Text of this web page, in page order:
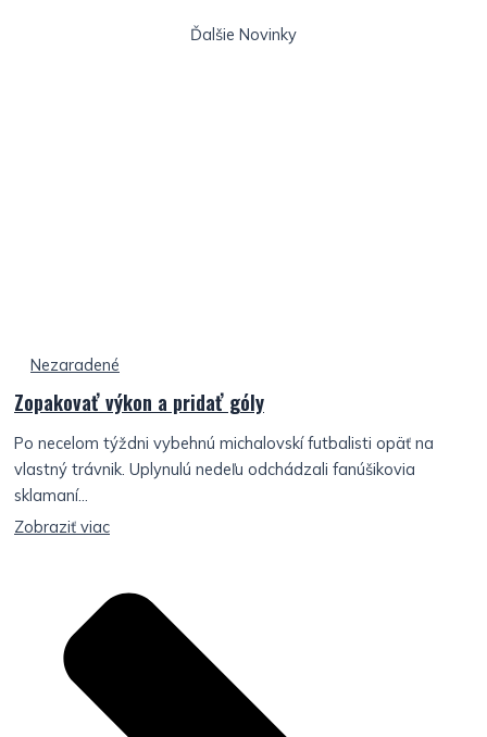
Ďalšie Novinky
Nezaradené
Zopakovať výkon a pridať góly
Po necelom týždni vybehnú michalovskí futbalisti opäť na
vlastný trávnik. Uplynulú nedeľu odchádzali fanúšikovia
sklamaní...
Zobraziť viac